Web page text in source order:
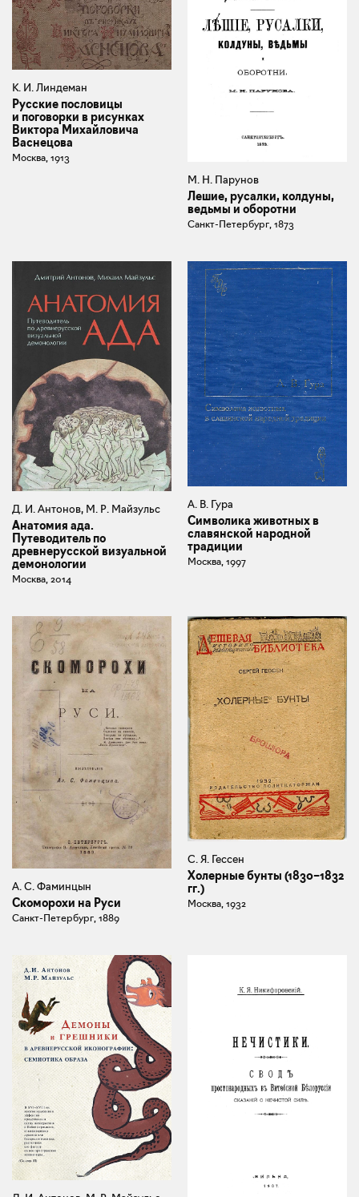
К. И. Линдеман
Русские пословицы
и поговорки в рисунках
Виктора Михайловича
Васнецова
Москва, 1913
М. Н. Парунов
Лешие, русалки, колдуны,
ведьмы и оборотни
Санкт-Петербург, 1873
Д. И. Антонов, М. Р. Майзульс
Анатомия ада.
Путеводитель по
древнерусской визуальной
демонологии
Москва, 2014
А. В. Гура
Символика животных в
славянской народной
традиции
Москва, 1997
А. С. Фаминцын
Скоморохи на Руси
Санкт-Петербург, 1889
С. Я. Гессен
Холерные бунты (1830–1832
гг.)
Москва, 1932